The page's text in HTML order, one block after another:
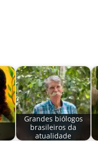
Grandes biólogos
brasileiros da
atualidade